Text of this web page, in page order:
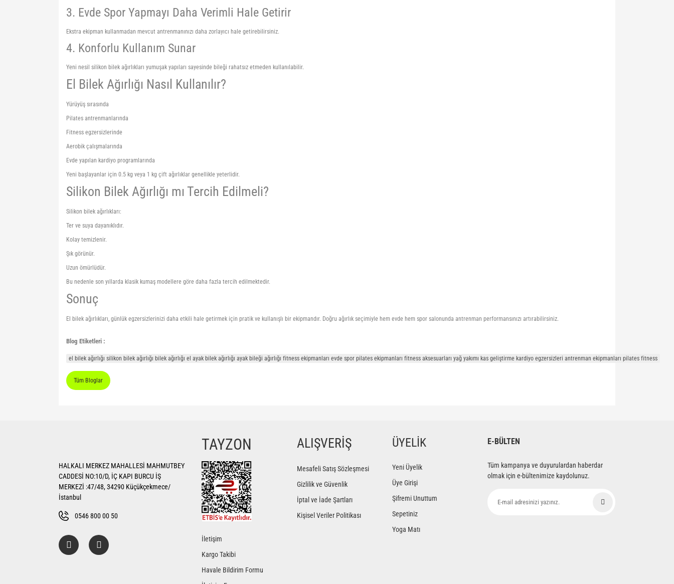
3. Evde Spor Yapmayı Daha Verimli Hale Getirir
Ekstra ekipman kullanmadan mevcut antrenmanınızı daha zorlayıcı hale getirebilirsiniz.
4. Konforlu Kullanım Sunar
Yeni nesil silikon bilek ağırlıkları yumuşak yapıları sayesinde bileği rahatsız etmeden kullanılabilir.
El Bilek Ağırlığı Nasıl Kullanılır?
Yürüyüş sırasında
Pilates antrenmanlarında
Fitness egzersizlerinde
Aerobik çalışmalarında
Evde yapılan kardiyo programlarında
Yeni başlayanlar için 0.5 kg veya 1 kg çift ağırlıklar genellikle yeterlidir.
Silikon Bilek Ağırlığı mı Tercih Edilmeli?
Silikon bilek ağırlıkları:
Ter ve suya dayanıklıdır.
Kolay temizlenir.
Şık görünür.
Uzun ömürlüdür.
Bu nedenle son yıllarda klasik kumaş modellere göre daha fazla tercih edilmektedir.
Sonuç
El bilek ağırlıkları, günlük egzersizlerinizi daha etkili hale getirmek için pratik ve kullanışlı bir ekipmandır. Doğru ağırlık seçimiyle hem evde hem spor salonunda antrenman performansınızı artırabilirsiniz.
Blog Etiketleri :
el bilek ağırlığı silikon bilek ağırlığı bilek ağırlığı el ayak bilek ağırlığı ayak bileği ağırlığı fitness ekipmanları evde spor pilates ekipmanları fitness aksesuarları yağ yakımı kas geliştirme kardiyo egzersizleri antrenman ekipmanları pilates fitness
Tüm Bloglar
HALKALI MERKEZ MAHALLESİ MAHMUTBEY
CADDESİ NO:10/D, İÇ KAPI BURCU İŞ
MERKEZİ :47/48, 34290 Küçükçekmece/
İstanbul
0546 800 00 50
TAYZON
İletişim
Kargo Takibi
Havale Bildirim Formu
ALIŞVERİŞ
Mesafeli Satış Sözleşmesi
Gizlilik ve Güvenlik
İptal ve İade Şartları
Kişisel Veriler Politikası
ÜYELİK
Yeni Üyelik
Üye Girişi
Şifremi Unuttum
Sepetiniz
Yoga Matı
E-BÜLTEN
Tüm kampanya ve duyurulardan haberdar
olmak için e-bültenimize kaydolunuz.